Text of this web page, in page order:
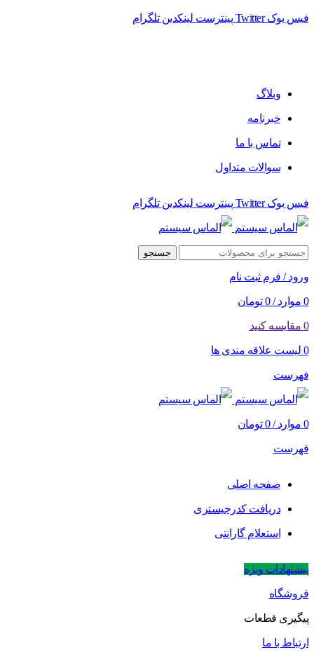
فیس بوک Twitter پینترست لینکدین تلگرام
وبلاگ
خبرنامه
تماس با ما
سوالات متداول
فیس بوک Twitter پینترست لینکدین تلگرام
جستجو
ورود / فرم ثبت نام
0 موارد /
0 تومان
0 مقایسه کنید
0 لیست علاقه مندی ها
فهرست
0 موارد /
0 تومان
فهرست
صفحه اصلی
دریافت کدرجیستری
استعلام گارانتی
پیشنهادات ویژه
فروشگاه
پیگیری قطعات
ارتباط با ما